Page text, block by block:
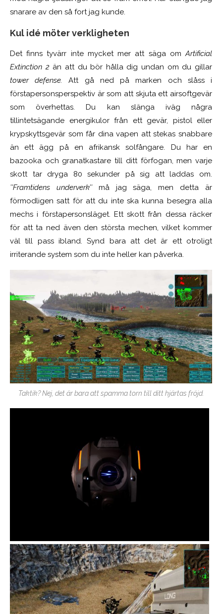
snarare av den så fort jag kunde.
Kul idé möter verkligheten
Det finns tyvärr inte mycket mer att säga om Artificial
Extinction 2än att du bör hålla dig undan om du gillar
tower defense.
Att gå ned på marken och slåss i
förstapersonsperspektiv är som att skjuta ett airsoftgevär
som överhettas. Du kan slänga iväg några
tillintetsägande energikulor från ett gevär, pistol eller
krypskyttsgevär som får dina vapen att stekas snabbare
än ett ägg på en afrikansk solfångare. Du har en
bazooka och granatkastare till ditt förfogan, men varje
skott tar dryga 80 sekunder på sig att laddas om.
’’Framtidens underverk’’må jag säga, men detta är
förmodligen satt för att du inte ska kunna besegra alla
mechs i förstapersonsläget. Ett skott från dessa räcker
för att ta ned även den största mechen, vilket kommer
väl till pass ibland. Synd bara att det är ett otroligt
irriterande system som du inte heller kan påverka.
Taktik? Nej, det är bara att spamma torn till ditt hjärtas fröjd.